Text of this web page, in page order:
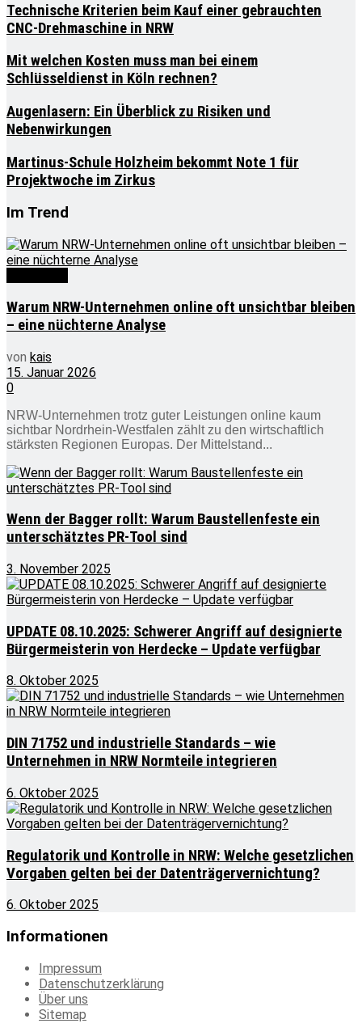
Technische Kriterien beim Kauf einer gebrauchten
CNC-Drehmaschine in NRW
Mit welchen Kosten muss man bei einem
Schlüsseldienst in Köln rechnen?
Augenlasern: Ein Überblick zu Risiken und
Nebenwirkungen
Martinus-Schule Holzheim bekommt Note 1 für
Projektwoche im Zirkus
Im Trend
Warum NRW-Unternehmen online oft unsichtbar bleiben
– eine nüchterne Analyse
von kais
15. Januar 2026
0
NRW-Unternehmen trotz guter Leistungen online kaum
sichtbar Nordrhein-Westfalen zählt zu den wirtschaftlich
stärksten Regionen Europas. Der Mittelstand...
Wenn der Bagger rollt: Warum Baustellenfeste ein
unterschätztes PR-Tool sind
3. November 2025
UPDATE 08.10.2025: Schwerer Angriff auf designierte
Bürgermeisterin von Herdecke – Update verfügbar
8. Oktober 2025
DIN 71752 und industrielle Standards – wie
Unternehmen in NRW Normteile integrieren
6. Oktober 2025
Regulatorik und Kontrolle in NRW: Welche gesetzlichen
Vorgaben gelten bei der Datenträgervernichtung?
6. Oktober 2025
Informationen
Impressum
Datenschutzerklärung
Über uns
Sitemap